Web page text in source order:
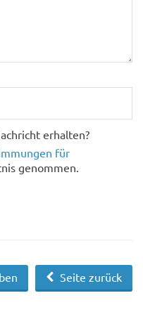
erhalten?
für
genommen.
Seite zurück